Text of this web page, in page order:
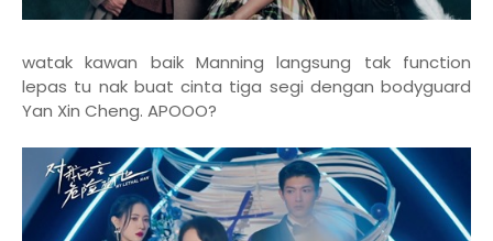
watak kawan baik Manning langsung tak function
lepas tu nak buat cinta tiga segi dengan bodyguard
Yan Xin Cheng. APOOO?